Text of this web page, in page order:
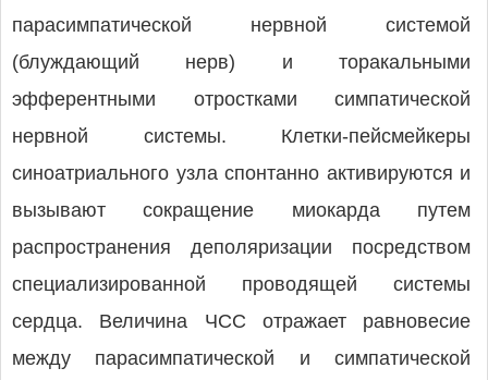
парасимпатической нервной системой
(блуждающий нерв) и торакальными
эфферентными отростками симпатической
нервной системы. Клетки-пейсмейкеры
синоатриального узла спонтанно активируются и
вызывают сокращение миокарда путем
распространения деполяризации посредством
специализированной проводящей системы
сердца. Величина ЧСС отражает равновесие
между парасимпатической и симпатической